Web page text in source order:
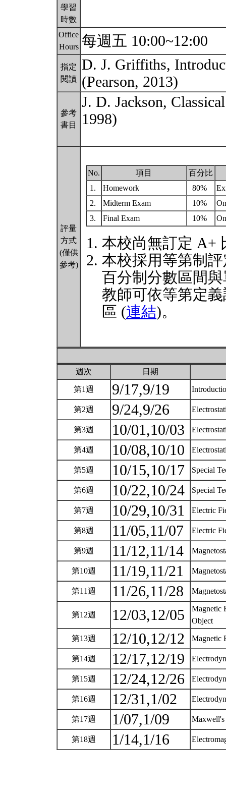
學習
時數
Office
Hours 每週五 10:00~12:00
指定
閱讀
D. J. Griffiths,
(Pearson, 2013)
參考
書目
J. D. Jackson,
1998)
評量
方式
(僅供
參考)
No. 項目
百分比
1.
Homework 80%
2.
Midterm Exam 10%
3.
Final Exam 10%
本校尚無訂定 A+
本校採用等第制
百分制分數區間
教師可依等第定
區 (連結)。
週次 日期
第1週 9/17,9/19
第2週 9/24,9/26
第3週 10/01,10/03
第4週 10/08,10/10
第5週 10/15,10/17 Special
第6週 10/22,10/24 Special
第7週 10/29,10/31 Electric
第8週 11/05,11/07 Electric
第9週 11/12,11/14
第10週 11/19,11/21
第11週 11/26,11/28
第12週 12/03,12/05
Magnetic
Object
第13週 12/10,12/12 Magnetic
第14週 12/17,12/19
第15週 12/24,12/26
第16週 12/31,1/02
第17週 1/07,1/09 Maxwell's
第18週 1/14,1/16